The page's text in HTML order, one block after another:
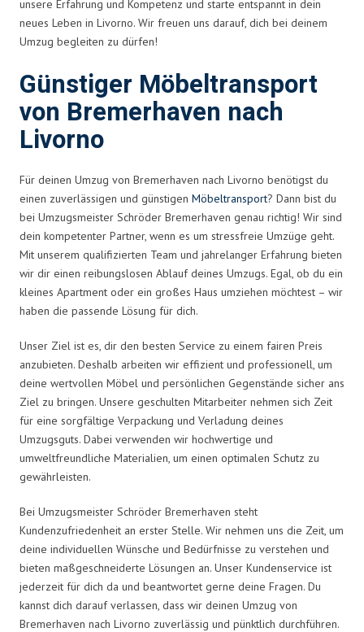
unsere Erfahrung und Kompetenz und starte entspannt in dein
neues Leben in Livorno. Wir freuen uns darauf, dich bei deinem
Umzug begleiten zu dürfen!
Günstiger Möbeltransport
von Bremerhaven nach
Livorno
Für deinen Umzug von Bremerhaven nach Livorno benötigst du
einen zuverlässigen und günstigen Möbeltransport? Dann bist du
bei Umzugsmeister Schröder Bremerhaven genau richtig! Wir sind
dein kompetenter Partner, wenn es um stressfreie Umzüge geht.
Mit unserem qualifizierten Team und jahrelanger Erfahrung bieten
wir dir einen reibungslosen Ablauf deines Umzugs. Egal, ob du ein
kleines Apartment oder ein großes Haus umziehen möchtest – wir
haben die passende Lösung für dich.
Unser Ziel ist es, dir den besten Service zu einem fairen Preis
anzubieten. Deshalb arbeiten wir effizient und professionell, um
deine wertvollen Möbel und persönlichen Gegenstände sicher ans
Ziel zu bringen. Unsere geschulten Mitarbeiter nehmen sich Zeit
für eine sorgfältige Verpackung und Verladung deines
Umzugsguts. Dabei verwenden wir hochwertige und
umweltfreundliche Materialien, um einen optimalen Schutz zu
gewährleisten.
Bei Umzugsmeister Schröder Bremerhaven steht
Kundenzufriedenheit an erster Stelle. Wir nehmen uns die Zeit, um
deine individuellen Wünsche und Bedürfnisse zu verstehen und
bieten maßgeschneiderte Lösungen an. Unser Kundenservice ist
jederzeit für dich da und beantwortet gerne deine Fragen. Du
kannst dich darauf verlassen, dass wir deinen Umzug von
Bremerhaven nach Livorno zuverlässig und pünktlich durchführen.